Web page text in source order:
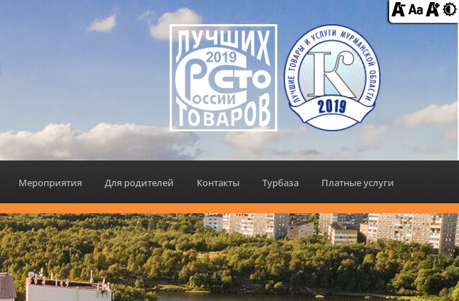
Мероприятия Для родителей Контакты Турбаза Платные услуги